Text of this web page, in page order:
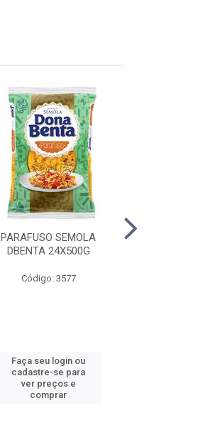
PARAFUSO SEMOLA
DBENTA 24X500G
Código: 3577
Faça seu login ou
cadastre-se para
ver preços e
comprar